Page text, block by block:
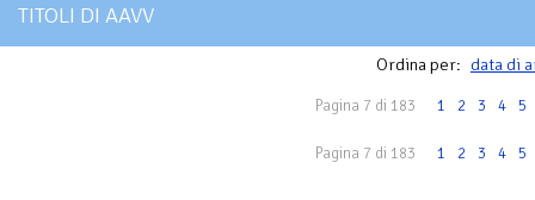
TITOLI DI AAVV
Ordina per: data di
Pagina 7 di 183 1 2 3 4 5
Pagina 7 di 183 1 2 3 4 5